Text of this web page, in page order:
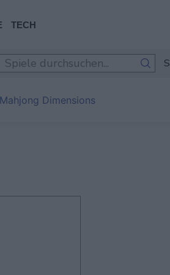
TECH
Dimensions